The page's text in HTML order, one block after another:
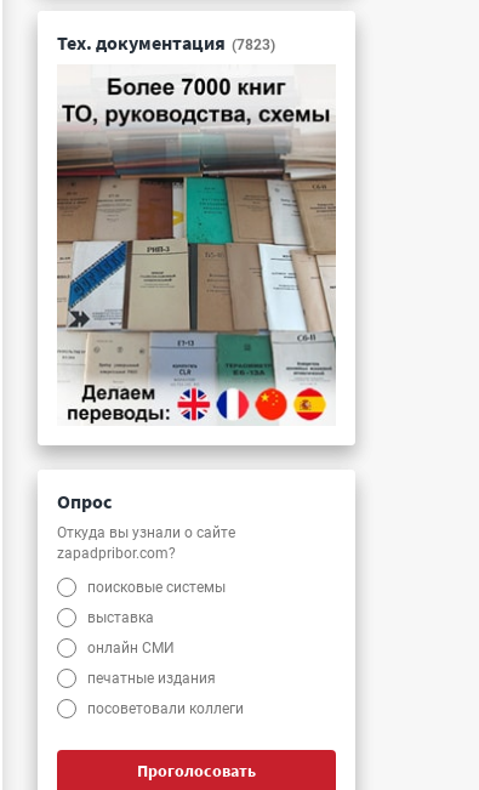
Тех. документация (7823)
Опрос
Откуда вы узнали о сайте
zapadpribor.com?
поисковые системы
выставка
онлайн СМИ
печатные издания
посоветовали коллеги
Проголосовать